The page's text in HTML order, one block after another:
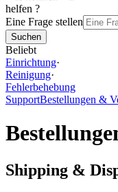
helfen ?
Eine Frage stellen
Suchen
Beliebt
Einrichtung·
Reinigung·
Fehlerbehebung
SupportBestellungen &
Shipping &